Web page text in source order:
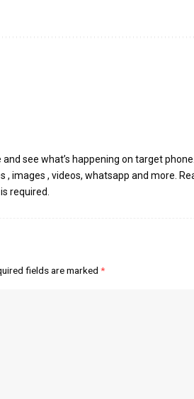
see what’s happening on target
, images , videos, whatsapp and more.
required.
fields are marked *